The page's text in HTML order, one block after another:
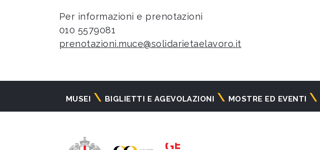
Per informazioni e prenotazioni
010 5579081
prenotazioni.muce@solidarietaelavoro.it
Navigazione
MUSEI BIGLIETTI E AGEVOLAZIONI MOSTRE ED EVENTI